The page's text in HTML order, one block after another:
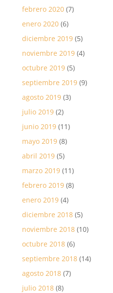
febrero 2020(7)
enero 2020(6)
diciembre 2019(5)
noviembre 2019(4)
octubre 2019(5)
septiembre 2019(9)
agosto 2019(3)
julio 2019(2)
junio 2019(11)
mayo 2019(8)
abril 2019(5)
marzo 2019(11)
febrero 2019(8)
enero 2019(4)
diciembre 2018(5)
noviembre 2018(10)
octubre 2018(6)
septiembre 2018(14)
agosto 2018(7)
julio 2018(8)